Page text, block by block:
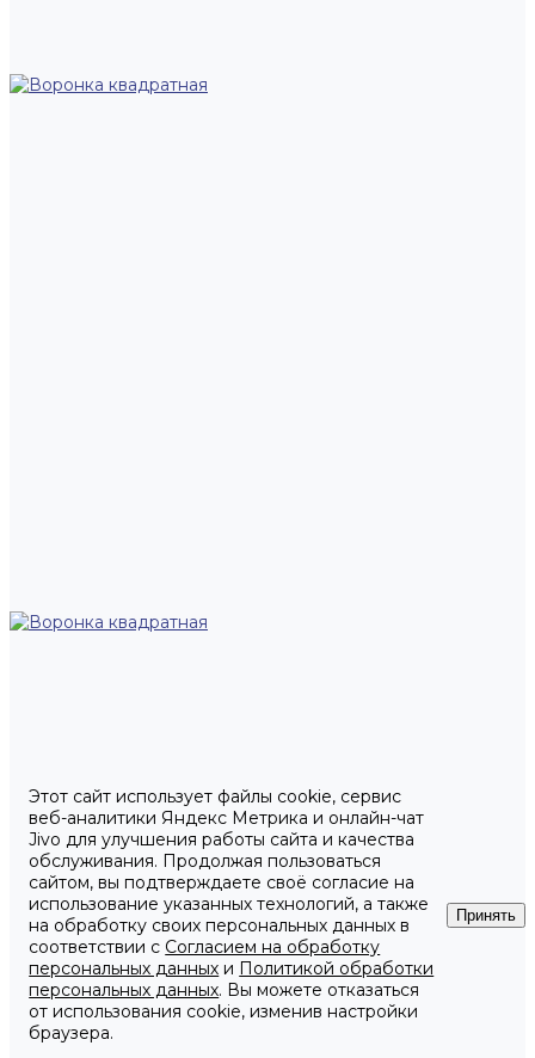
Этот сайт использует файлы cookie, сервис
веб-аналитики Яндекс Метрика и онлайн-чат
Jivo для улучшения работы сайта и качества
обслуживания. Продолжая пользоваться
сайтом, вы подтверждаете своё согласие на
использование указанных технологий, а также
на обработку своих персональных данных в
соответствии с Согласием на обработку
персональных данных и Политикой обработки
персональных данных. Вы можете отказаться
от использования cookie, изменив настройки
браузера.
Принять